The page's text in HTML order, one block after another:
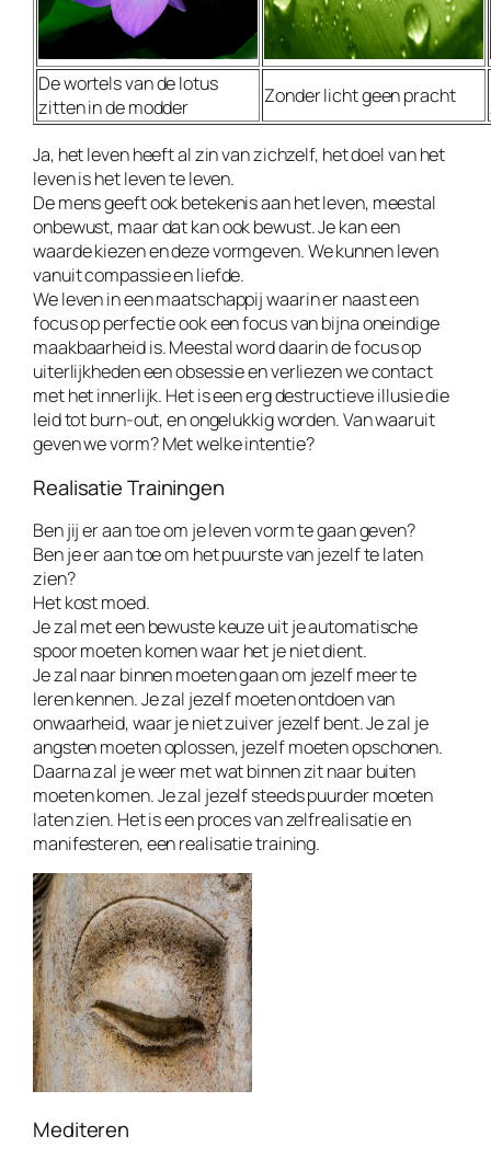
De wortels van de lotus
zitten in de modder
Zonder licht geen pracht
Ja, het leven heeft al zin van zichzelf, het doel van het
leven is het leven te leven.
De mens geeft ook betekenis aan het leven, meestal
onbewust, maar dat kan ook bewust. Je kan een
waarde kiezen en deze vormgeven. We kunnen leven
vanuit compassie en liefde.
We leven in een maatschappij waarin er naast een
focus op perfectie ook een focus van bijna oneindige
maakbaarheid is. Meestal word daarin de focus op
uiterlijkheden een obsessie en verliezen we contact
met het innerlijk. Het is een erg destructieve illusie die
leid tot burn-out, en ongelukkig worden. Van waaruit
geven we vorm? Met welke intentie?
Realisatie Trainingen
Ben jij er aan toe om je leven vorm te gaan geven?
Ben je er aan toe om het puurste van jezelf te laten
zien?
Het kost moed.
Je zal met een bewuste keuze uit je automatische
spoor moeten komen waar het je niet dient.
Je zal naar binnen moeten gaan om jezelf meer te
leren kennen. Je zal jezelf moeten ontdoen van
onwaarheid, waar je niet zuiver jezelf bent. Je zal je
angsten moeten oplossen, jezelf moeten opschonen.
Daarna zal je weer met wat binnen zit naar buiten
moeten komen. Je zal jezelf steeds puurder moeten
laten zien. Het is een proces van zelfrealisatie en
manifesteren, een realisatie training.
Mediteren